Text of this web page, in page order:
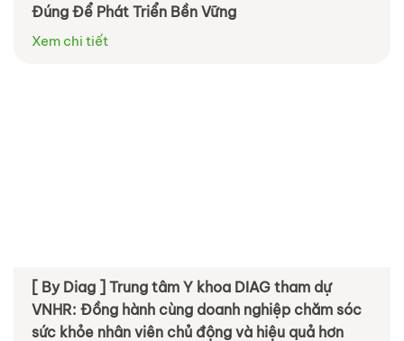
Đúng Để Phát Triển Bền Vững
Xem chi tiết
[ By Diag ] Trung tâm Y khoa DIAG tham dự
VNHR: Đồng hành cùng doanh nghiệp chăm sóc
sức khỏe nhân viên chủ động và hiệu quả hơn